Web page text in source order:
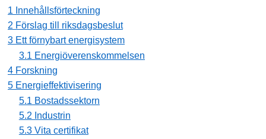
1 Innehållsförteckning
2 Förslag till riksdagsbeslut
3 Ett förnybart energisystem
3.1 Energiöverenskommelsen
4 Forskning
5 Energieffektivisering
5.1 Bostadssektorn
5.2 Industrin
5.3 Vita certifikat